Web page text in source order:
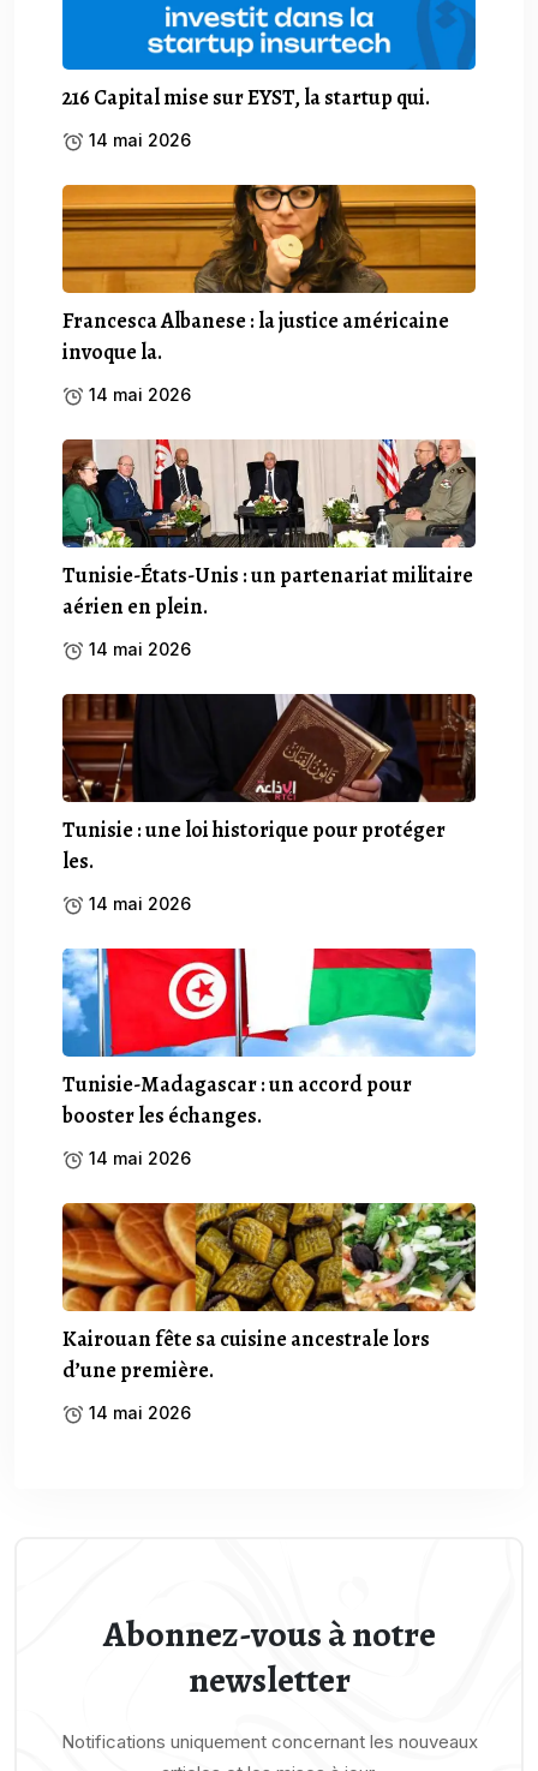
216 Capital mise sur EYST, la startup qui.
14 mai 2026
Francesca Albanese : la justice américaine
invoque la.
14 mai 2026
Tunisie-États-Unis : un partenariat militaire
aérien en plein.
14 mai 2026
Tunisie : une loi historique pour protéger
les.
14 mai 2026
Tunisie-Madagascar : un accord pour
booster les échanges.
14 mai 2026
Kairouan fête sa cuisine ancestrale lors
d’une première.
14 mai 2026
Abonnez-vous à notre
newsletter
Notifications uniquement concernant les nouveaux